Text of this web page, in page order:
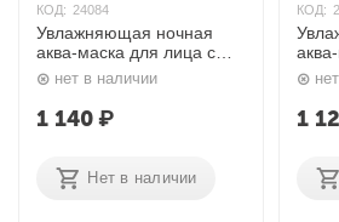
КОД: 24084
Увлажняющая ночная
аква-маска для лица с
витаминами 100 мл
Lebelage
нет в наличии
1 140₽
Нет в наличии
КОД:
1